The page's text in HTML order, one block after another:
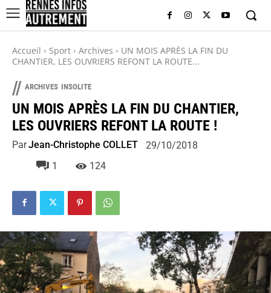
Accueil Sport Archives
UN MOIS APRÈS LA FIN DU
CHANTIER, LES OUVRIERS REFONT LA ROUTE...
// ARCHIVES INSOLITE
UN MOIS APRÈS LA FIN DU CHANTIER,
LES OUVRIERS REFONT LA ROUTE !
ParJean-Christophe COLLET
29/10/2018
1
124